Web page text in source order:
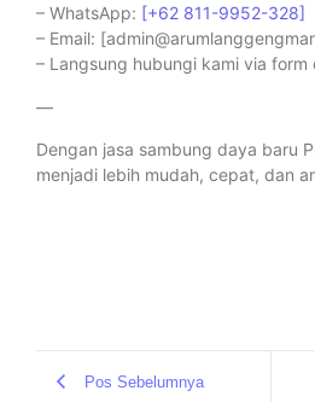
– WhatsApp: [+62 811-9952-328]
– Email:
– Langsung hubungi kami via form
—
Dengan jasa sambung daya baru
menjadi lebih mudah, cepat, dan
Pos Sebelumnya